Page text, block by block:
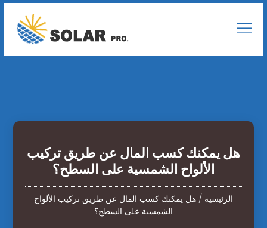
هل يمكنك كسب المال عن طريق تركيب
الألواح الشمسية على السطح؟
الرئيسية /هل يمكنك كسب المال عن طريق تركيب الألواح
الشمسية على السطح؟